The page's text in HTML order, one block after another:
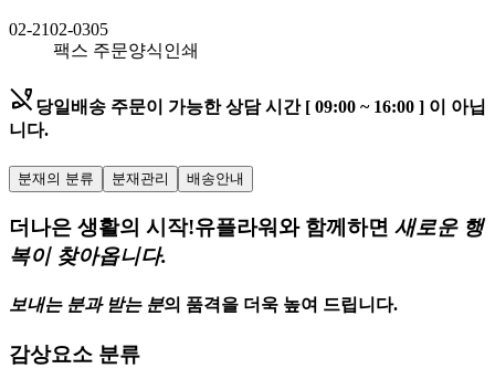
02-2102-0305
팩스 주문양식인쇄
phone_disabled 당일배송 주문이 가능한상담 시간 [ 09:00 ~ 16:00 ] 이 아닙
니다.
분재의 분류 분재관리 배송안내
더나은 생활의 시작!유플라워와 함께하면 새로운 행
복이 찾아옵니다.
보내는 분과 받는 분의 품격을 더욱 높여 드립니다.
감상요소 분류